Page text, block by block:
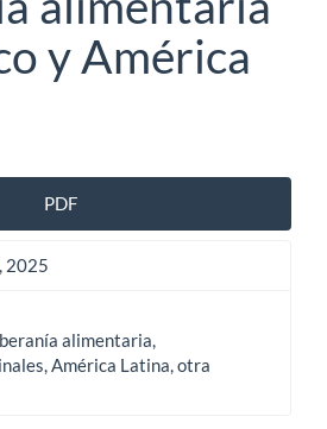
y América
PDF
2025
alimentaria,
América Latina, otra